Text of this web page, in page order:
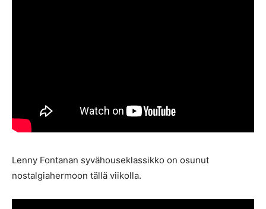
Lenny Fontanan syvähouseklassikko on osunut
nostalgiahermoon tällä viikolla.